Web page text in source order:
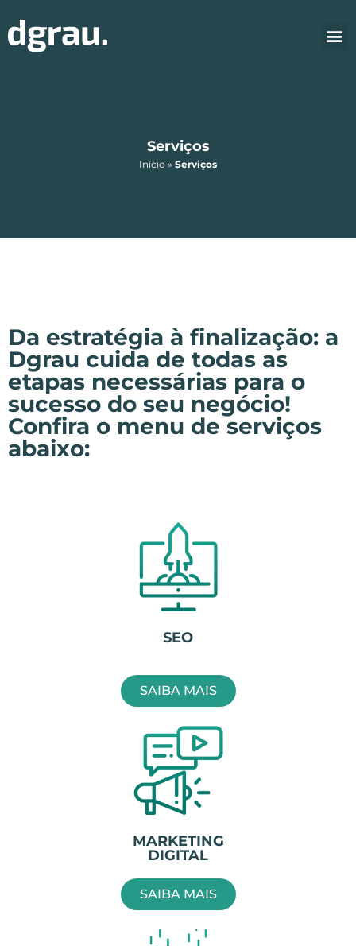
Serviços
Início » Serviços
Da estratégia à finalização: a
Dgrau cuida de todas as
etapas necessárias para o
sucesso do seu negócio!
Confira o menu de serviços
abaixo:
SEO
SAIBA MAIS
MARKETING
DIGITAL
SAIBA MAIS